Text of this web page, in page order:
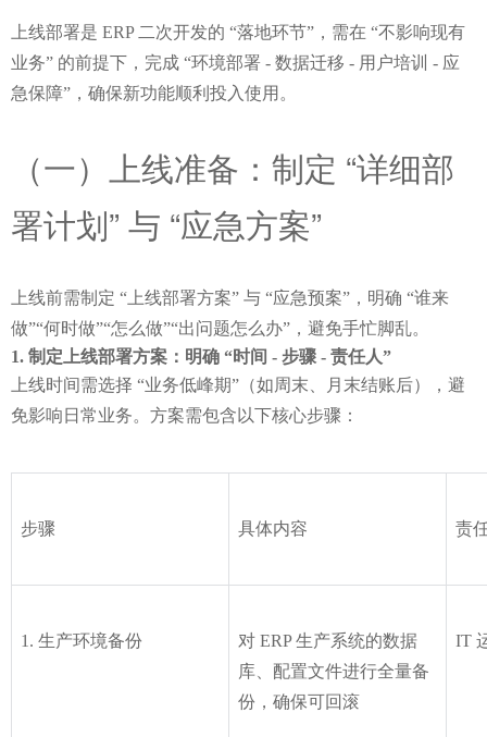
上线部署是 ERP 二次开发的 “落地环节”，需在 “不影响现有
业务” 的前提下，完成 “环境部署 - 数据迁移 - 用户培训 - 应
急保障”，确保新功能顺利投入使用。
（一）上线准备：制定 “详细部
署计划” 与 “应急方案”
上线前需制定 “上线部署方案” 与 “应急预案”，明确 “谁来
做”“何时做”“怎么做”“出问题怎么办”，避免手忙脚乱。
制定上线部署方案：明确 “时间 - 步骤 - 责任人”
上线时间需选择 “业务低峰期”（如周末、月末结账后），避
免影响日常业务。方案需包含以下核心步骤：
步骤 具体内容 责
1. 生产环境备份
对 ERP 生产系统的数据
库、配置文件进行全量备
份，确保可回滚
IT